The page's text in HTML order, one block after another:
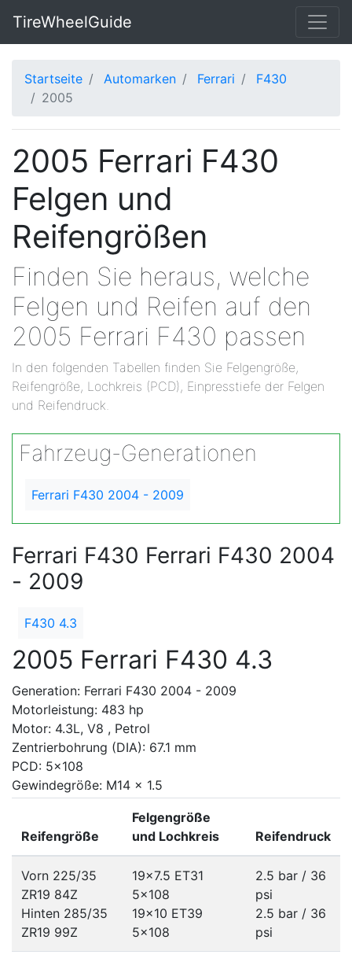
TireWheelGuide
Startseite Automarken Ferrari
F430
2005
2005 Ferrari F430
Felgen und
Reifengrößen
Finden Sie heraus, welche
Felgen und Reifen auf den
2005 Ferrari F430 passen
In den folgenden Tabellen finden Sie Felgengröße,
Reifengröße, Lochkreis (PCD), Einpresstiefe der Felgen
und Reifendruck.
Fahrzeug-Generationen
Ferrari F430 2004 - 2009
Ferrari F430 Ferrari F430 2004
- 2009
F430 4.3
2005 Ferrari F430 4.3
Generation: Ferrari F430 2004 - 2009
Motorleistung: 483 hp
Motor: 4.3L, V8 , Petrol
Zentrierbohrung (DIA): 67.1 mm
PCD: 5x108
Gewindegröße: M14 x 1.5
Reifengröße
Felgengröße
und Lochkreis
Reifendruck
Vorn 225/35
ZR19 84Z
Hinten 285/35
ZR19 99Z
19x7.5 ET31
5x108
19x10 ET39
5x108
2.5 bar / 36
psi
2.5 bar / 36
psi